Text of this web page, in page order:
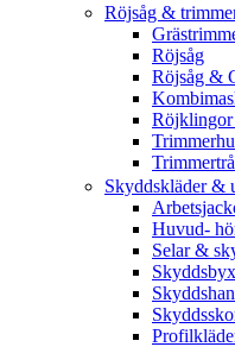
Röjsåg &
Röjsåg
Röjsåg &
Skyddskläder &
Huvud-
Selar &